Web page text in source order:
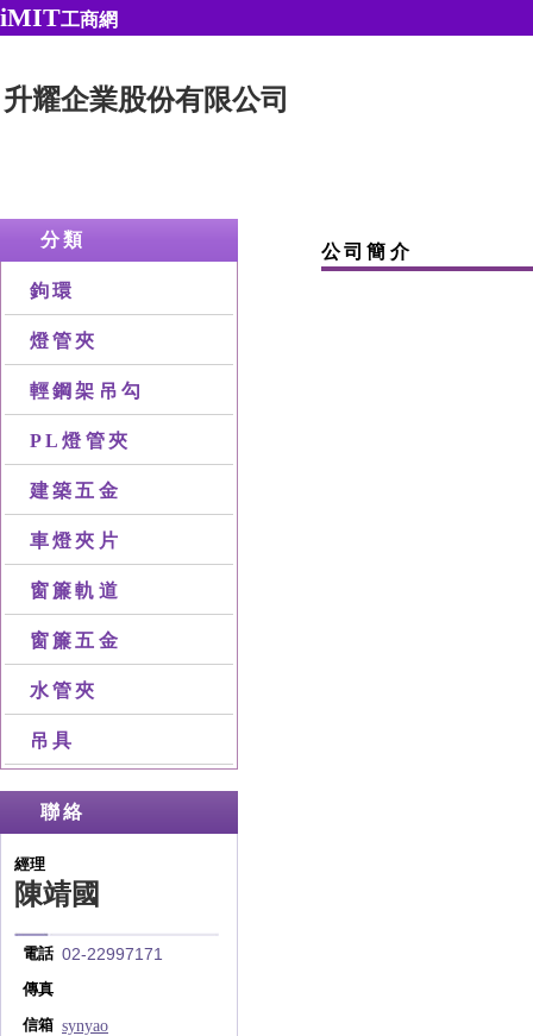
iMIT工商網
升耀企業股份有限公司
分類
鉤環
燈管夾
輕鋼架吊勾
PL燈管夾
建築五金
車燈夾片
窗簾軌道
窗簾五金
水管夾
吊具
聯絡
經理
陳靖國
電話 02-22997171
傳真
信箱 synyao
公司簡介